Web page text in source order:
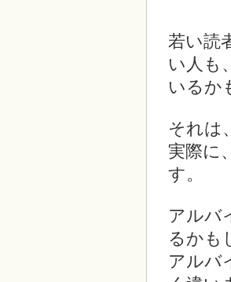
若い読
い人も
いるか
それは
実際に
す。
アルバ
るかも
アルバ